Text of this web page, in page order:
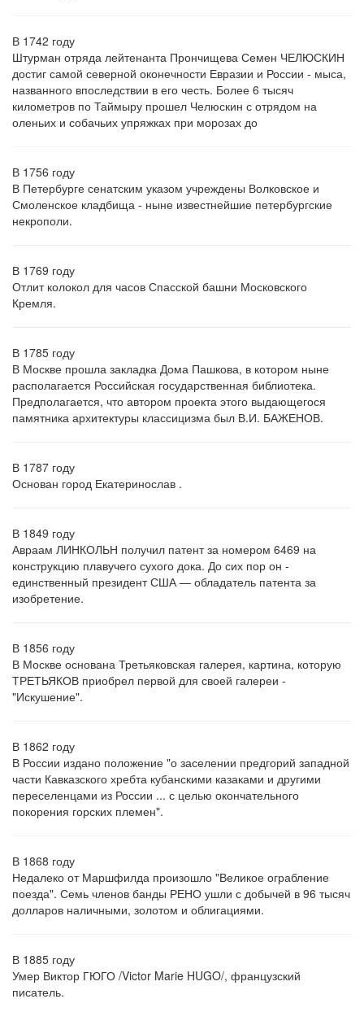
В 1742 году
Штурман отряда лейтенанта Прончищева Семен ЧЕЛЮСКИН
достиг самой северной оконечности Евразии и России - мыса,
названного впоследствии в его честь. Более 6 тысяч
километров по Таймыру прошел Челюскин с отрядом на
оленьих и собачьих упряжках при морозах до
В 1756 году
В Петербурге сенатским указом учреждены Волковское и
Смоленское кладбища - ныне известнейшие петербургские
некрополи.
В 1769 году
Отлит колокол для часов Спасской башни Московского
Кремля.
В 1785 году
В Москве прошла закладка Дома Пашкова, в котором ныне
располагается Российская государственная библиотека.
Предполагается, что автором проекта этого выдающегося
памятника архитектуры классицизма был В.И. БАЖЕНОВ.
В 1787 году
Основан город Екатеринослав .
В 1849 году
Авраам ЛИНКОЛЬН получил патент за номером 6469 на
конструкцию плавучего сухого дока. До сих пор он -
единственный президент США — обладатель патента за
изобретение.
В 1856 году
В Москве основана Третьяковская галерея, картина, которую
ТРЕТЬЯКОВ приобрел первой для своей галереи -
"Искушение".
В 1862 году
В России издано положение "о заселении предгорий западной
части Кавказского хребта кубанскими казаками и другими
переселенцами из России ... с целью окончательного
покорения горских племен".
В 1868 году
Недалеко от Маршфилда произошло "Великое ограбление
поезда". Семь членов банды РЕНО ушли с добычей в 96 тысяч
долларов наличными, золотом и облигациями.
В 1885 году
Умер Виктор ГЮГО /Victor Marie HUGO/, французский
писатель.